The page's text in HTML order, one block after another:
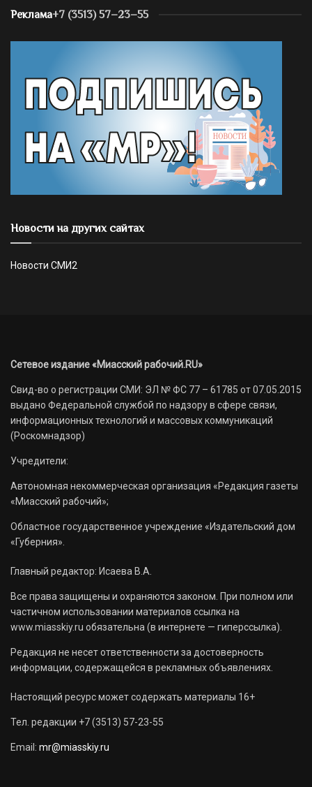
Реклама+7 (3513) 57–23–55
Новости на других сайтах
Новости СМИ2
Сетевое издание «Миасский рабочий.RU»
Свид-во о регистрации СМИ: ЭЛ № ФС 77 – 61785 от 07.05.2015
выдано Федеральной службой по надзору в сфере связи,
информационных технологий и массовых коммуникаций
(Роскомнадзор)
Учредители:
Автономная некоммерческая организация «Редакция газеты
«Миасский рабочий»;
Областное государственное учреждение «Издательский дом
«Губерния».
Главный редактор: Исаева В.А.
Все права защищены и охраняются законом. При полном или
частичном использовании материалов ссылка на
www.miasskiy.ru обязательна (в интернете — гиперссылка).
Редакция не несет ответственности за достоверность
информации, содержащейся в рекламных объявлениях.
Настоящий ресурс может содержать материалы 16+
Тел. редакции +7 (3513) 57-23-55
Email: mr@miasskiy.ru